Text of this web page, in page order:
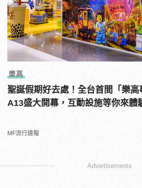
樂高
聖誕假期好去處！全台首間「樂
A13盛大開幕，互動設施等你來體
MF流行速報
Advertisements